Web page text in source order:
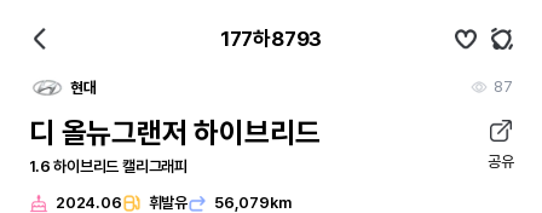
177하8793
현대 87
디 올뉴그랜저 하이브리드
1.6 하이브리드 캘리그래피 공유
2024.06 휘발유 56,079km